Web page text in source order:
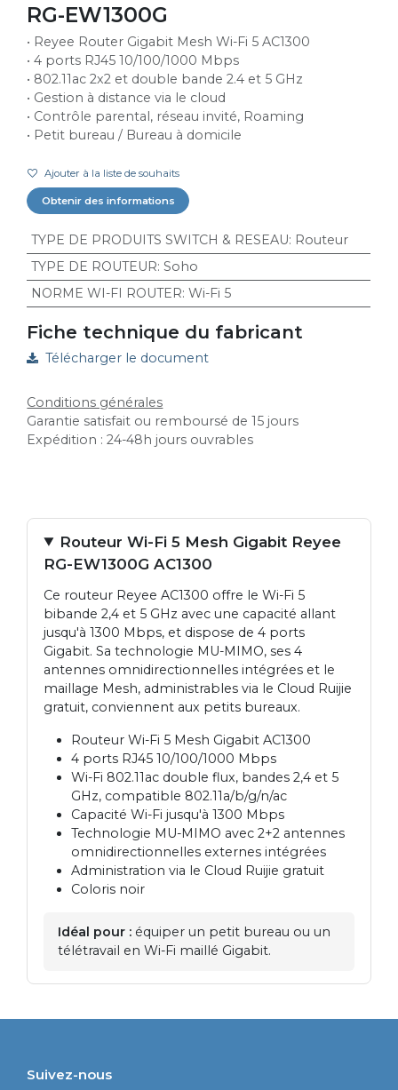
RG-EW1300G
• Reyee Router Gigabit Mesh Wi-Fi 5 AC1300
• 4 ports RJ45 10/100/1000 Mbps
• 802.11ac 2x2 et double bande 2.4 et 5 GHz
• Gestion à distance via le cloud
• Contrôle parental, réseau invité, Roaming
• Petit bureau / Bureau à domicile
Ajouter à la liste de souhaits
Obtenir des informations
TYPE DE PRODUITS SWITCH & RESEAU: Routeur
TYPE DE ROUTEUR: Soho
NORME WI-FI ROUTER: Wi-Fi 5
Fiche technique du fabricant
Télécharger le document
Conditions générales
Garantie satisfait ou remboursé de 15 jours
Expédition : 24-48h jours ouvrables
Routeur Wi-Fi 5 Mesh Gigabit Reyee
RG-EW1300G AC1300
Ce routeur Reyee AC1300 offre le Wi-Fi 5
bibande 2,4 et 5 GHz avec une capacité allant
jusqu'à 1300 Mbps, et dispose de 4 ports
Gigabit. Sa technologie MU-MIMO, ses 4
antennes omnidirectionnelles intégrées et le
maillage Mesh, administrables via le Cloud Ruijie
gratuit, conviennent aux petits bureaux.
Routeur Wi-Fi 5 Mesh Gigabit AC1300
4 ports RJ45 10/100/1000 Mbps
Wi-Fi 802.11ac double flux, bandes 2,4 et 5
GHz, compatible 802.11a/b/g/n/ac
Capacité Wi-Fi jusqu'à 1300 Mbps
Technologie MU-MIMO avec 2+2 antennes
omnidirectionnelles externes intégrées
Administration via le Cloud Ruijie gratuit
Coloris noir
Idéal pour : équiper un petit bureau ou un
télétravail en Wi-Fi maillé Gigabit.
Suivez-nous